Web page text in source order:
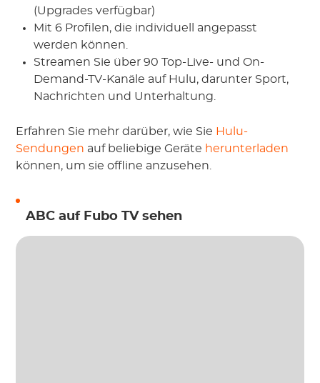
(Upgrades verfügbar)
Mit 6 Profilen, die individuell angepasst
werden können.
Streamen Sie über 90 Top-Live- und On-
Demand-TV-Kanäle auf Hulu, darunter Sport,
Nachrichten und Unterhaltung.
Erfahren Sie mehr darüber, wie Sie Hulu-
Sendungen auf beliebige Geräte herunterladen
können, um sie offline anzusehen.
ABC auf Fubo TV sehen